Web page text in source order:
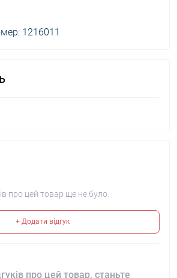
1216011
про цей товар ще не було.
+ Додати відгук
про цей товар, станьте